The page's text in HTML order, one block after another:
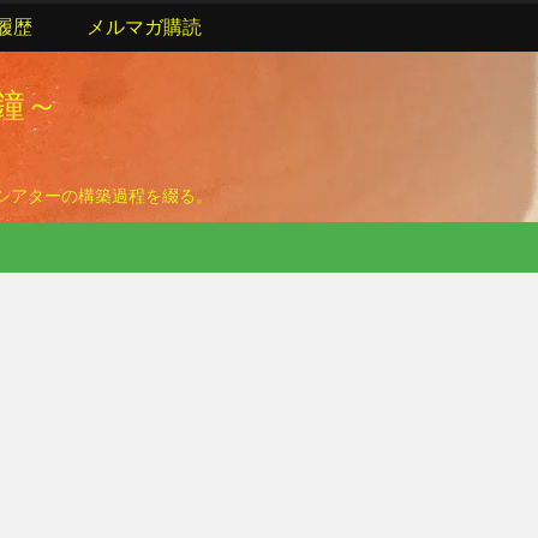
～
ターの構築過程を綴る。
歴 メルマガ購読